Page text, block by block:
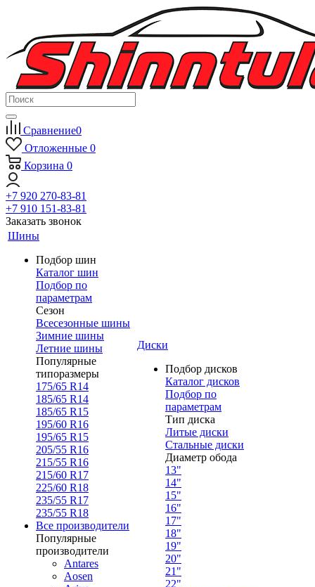
Сравнение0
Отложенные 0
Корзина 0
+7 920 270-83-81
+7 910 151-83-81
Заказать звонок
Шины
Подбор шин
Каталог шин
Подбор по
параметрам
Сезон
Всесезонные шины
Зимние шины
Летние шины
Популярные
типоразмеры
175/65 R14
185/65 R14
185/65 R15
195/60 R16
195/65 R15
205/55 R16
215/55 R16
215/60 R17
225/60 R18
235/55 R17
235/55 R18
Все производители
Популярные
производители
Antares
Aosen
Диски
Подбор дисков
Каталог дисков
Подбор по
параметрам
Тип диска
Литые диски
Стальные диски
Диаметр обода
13"
14"
15"
16"
17"
18"
19"
20"
21"
22"